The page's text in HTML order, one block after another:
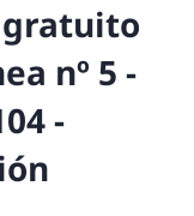
gratuito
nº 5 -
-